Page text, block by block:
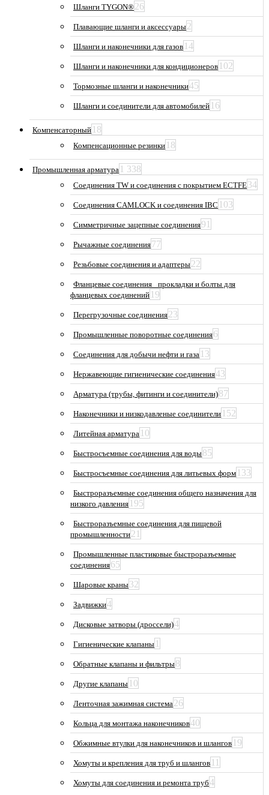
Шланги TYGON®26
Плавающие шланги и аксессуары2
Шланги и наконечники для газов 14
Шланги и наконечники для кондиционеров 102
Тормозные шланги и наконечники45
Шланги и соединители для автомобилей 16
Компенсаторный 18
Компенсационные резинки 18
Промышленная арматура 1 338
Соединения TW и соединения с покрытием ECTFE34
Соединения CAMLOCK и соединения IBC 103
Симметричные зацепные соединения91
Рычажные соединения77
Резьбовые соединения и адаптеры22
Фланцевые соединения_ прокладки и болты для
фланцевых соединений 19
Перегрузочные соединения23
Промышленные поворотные соединения6
Соединения для добычи нефти и газа 13
Нержавеющие гигиенические соединения43
Арматура (трубы, фитинги и соединители)87
Наконечники и низкодавленые соединители 152
Литейная арматура 10
Быстросъемные соединения для воды85
Быстросъемные соединения для литьевых форм 133
Быстроразъемные соединения общего назначения для
низкого давления 195
Быстроразъемные соединения для пищевой
промышленности21
Промышленные пластиковые быстроразъемные
соединения65
Шаровые краны32
Задвижки4
Дисковые затворы (дроссели)4
Гигиенические клапаны 1
Обратные клапаны и фильтры8
Другие клапаны 10
Ленточная зажимная система 26
Кольца для монтажа наконечников40
Обжимные втулки для наконечников и шлангов 19
Хомуты и крепления для труб и шлангов 11
Хомуты для соединения и ремонта труб4